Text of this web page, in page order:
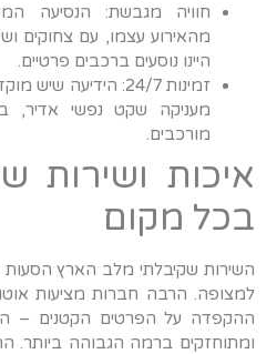
חוויה מגבשת: הנסיעה
מהאירוע עצמו, עם צחוקים
היינו נוסעים ברכבים פרטיים.
זמינות 24/7: הידיעה
מעניקה שקט נפשי אדיר,
מורכבים.
איכות ושירות
בכל מקום
השירות שקיבלתי מלב הארץ הסעות
למצופה. הרבה חברות מציעות
ההקפדה על הפרטים הקטנים –
ומתוחזקים ברמה הגבוהה ביותר.